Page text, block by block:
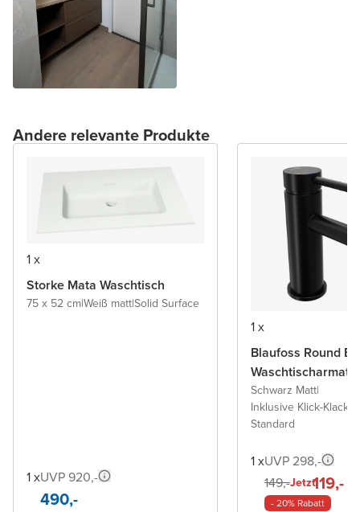
Andere relevante Produkte
1 x
Storke Mata Waschtisch
75 x 52 cm|Weiß matt|Solid Surface
1 xUVP 920,-
490,-
1 x
Blaufoss Round
Schwarz Matt|
Inklusive Klick-Klack
Standard
1 xUVP 298,-
149,-Jetzt119,-
- 20% Rabatt